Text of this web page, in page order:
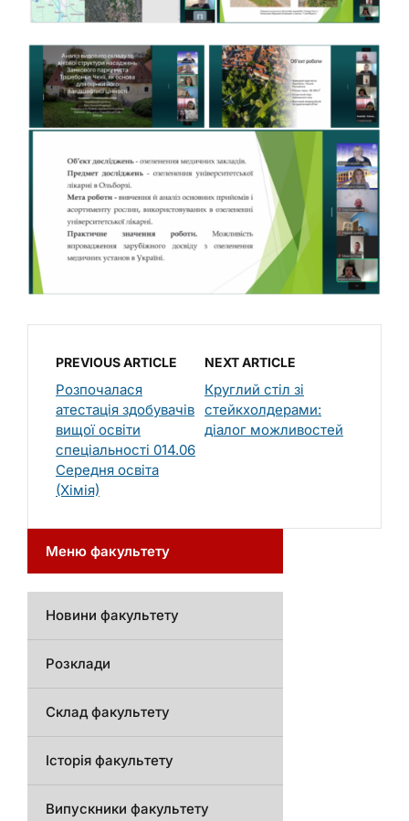
PREVIOUS ARTICLE
Розпочалася
атестація здобувачів
вищої освіти
спеціальності 014.06
Середня освіта
(Хімія)
NEXT ARTICLE
Круглий стіл зі
стейкхолдерами:
діалог можливостей
Меню факультету
Новини факультету
Розклади
Склад факультету
Історія факультету
Випускники факультету